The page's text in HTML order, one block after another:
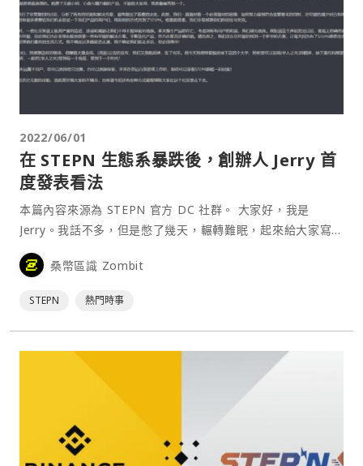
2022/06/01
在 STEPN 生態系暴跌後，創辦人 Jerry 首
度發表看法
本篇內容來源為 STEPN 官方 DC 社群。 大家好，我是
Jerry。我話不多，但是憋了幾天，輾轉難眠，起來給大家寫點
心裡話。 首先想先跟一直喜愛我們產品的用戶鄭重的說一聲
謝謝。謝謝你們在各種輿論的風口浪尖還依然願意支持我們、
桑幣區識 Zombit
STEPN 熱門時事